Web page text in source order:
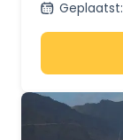
Geplaatst: